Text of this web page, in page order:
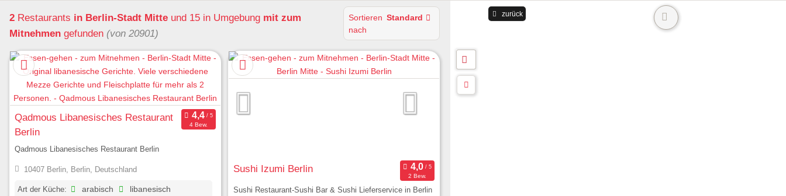
2 Restaurants in Berlin-Stadt Mitte und 15 in Umgebung mit zum
Mitnehmen gefunden (von 20901)
Sortieren
nach
Standard
Qadmous Libanesisches Restaurant
Berlin
4 Bew.
Qadmous Libanesisches Restaurant Berlin
10407 Berlin, Berlin, Deutschland
Art der Küche: arabisch
libanesisch
Sushi Izumi Berlin
2 Bew.
Sushi Restaurant-Sushi Bar & Sushi Lieferservice in Berlin
zurück